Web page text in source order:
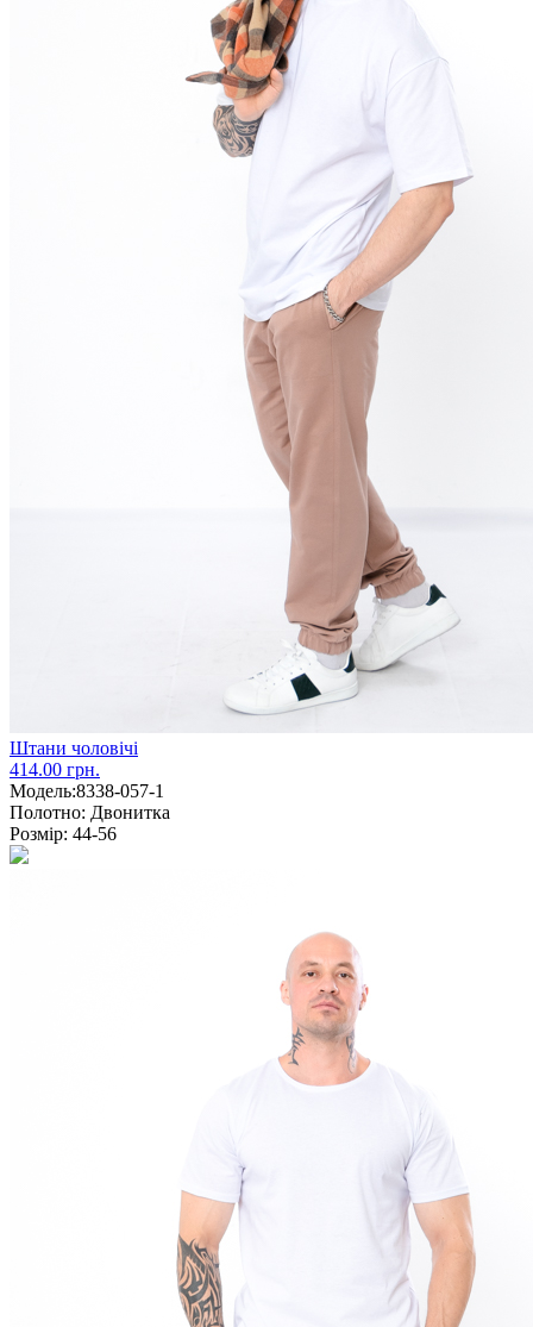
Штани чоловічі
414.00 грн.
Модель:8338-057-1
Полотно: Двонитка
Розмір: 44-56